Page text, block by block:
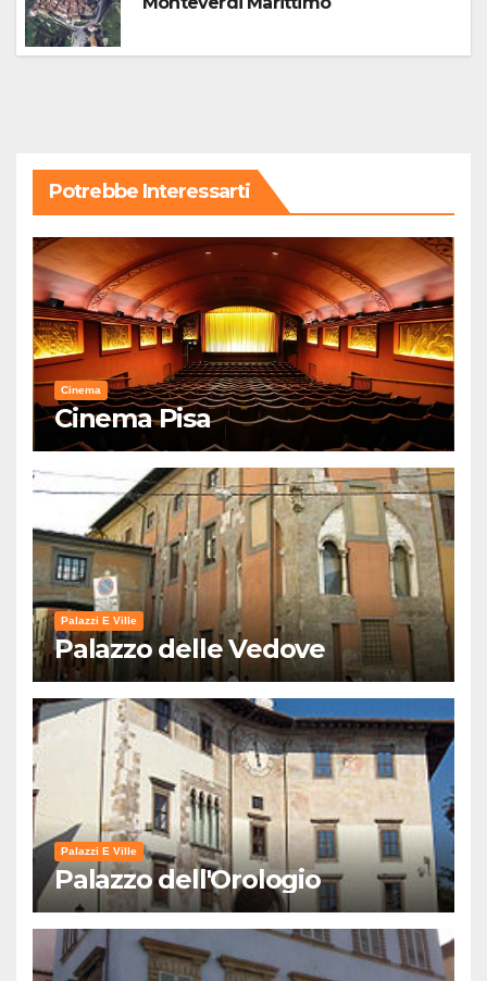
Potrebbe Interessarti
Cinema
Cinema Pisa
Palazzi E Ville
Palazzo delle Vedove
Palazzi E Ville
Palazzo dell'Orologio